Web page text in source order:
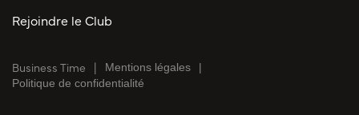
Rejoindre le Club
Business Time
Mentions légales
Politique de confidentialité